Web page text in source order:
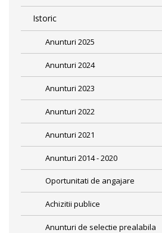
Istoric
Anunturi 2025
Anunturi 2024
Anunturi 2023
Anunturi 2022
Anunturi 2021
Anunturi 2014 - 2020
Oportunitati de angajare
Achizitii publice
Anunturi de selectie prealabila